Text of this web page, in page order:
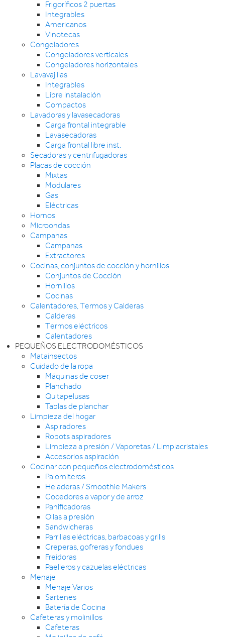
Frigoríficos 2 puertas
Integrables
Americanos
Vinotecas
Congeladores
Congeladores verticales
Congeladores horizontales
Lavavajillas
Integrables
Libre instalación
Compactos
Lavadoras y lavasecadoras
Carga frontal integrable
Lavasecadoras
Carga frontal libre inst.
Secadoras y centrifugadoras
Placas de cocción
Mixtas
Modulares
Gas
Eléctricas
Hornos
Microondas
Campanas
Campanas
Extractores
Cocinas, conjuntos de cocción y hornillos
Conjuntos de Cocción
Hornillos
Cocinas
Calentadores, Termos y Calderas
Calderas
Termos eléctricos
Calentadores
PEQUEÑOS ELECTRODOMÉSTICOS
Matainsectos
Cuidado de la ropa
Máquinas de coser
Planchado
Quitapelusas
Tablas de planchar
Limpieza del hogar
Aspiradores
Robots aspiradores
Limpieza a presión / Vaporetas / Limpiacristales
Accesorios aspiración
Cocinar con pequeños electrodomésticos
Palomiteros
Heladeras / Smoothie Makers
Cocedores a vapor y de arroz
Panificadoras
Ollas a presión
Sandwicheras
Parrillas eléctricas, barbacoas y grills
Creperas, gofreras y fondues
Freidoras
Paelleros y cazuelas eléctricas
Menaje
Menaje Varios
Sartenes
Batería de Cocina
Cafeteras y molinillos
Cafeteras